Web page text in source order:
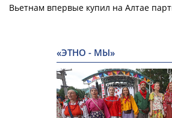
Вьетнам впервые купил на Алтае
«ЭТНО - МЫ»